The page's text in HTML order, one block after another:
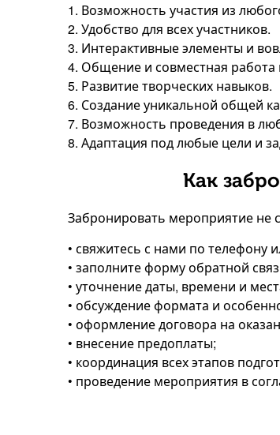
1. Возможность участия из
2. Удобство для всех участников.
3. Интерактивные элементы и
4. Общение и совместная
5. Развитие творческих навыков.
6. Создание уникальной общей
7. Возможность проведения в
8. Адаптация под любые цели и
Как
Забронировать мероприятие не
• свяжитесь с нами по телефону
• заполните форму обратной
• уточнение даты, времени и
• обсуждение формата и
• оформление договора на
• внесение предоплаты;
• координация всех этапов
• проведение мероприятия в